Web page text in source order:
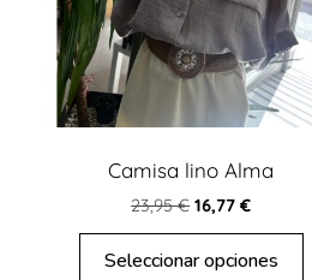
Camisa lino Alma
23,95€ 16,77€
Seleccionar opciones